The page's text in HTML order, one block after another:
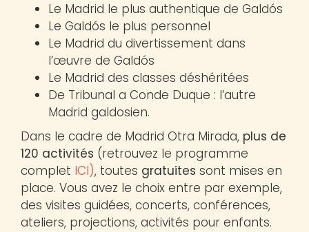
Le Madrid le plus authentique de Galdós
Le Galdós le plus personnel
Le Madrid du divertissement dans
l’œuvre de Galdós
Le Madrid des classes déshéritées
De Tribunal a Conde Duque : l’autre
Madrid galdosien.
Dans le cadre de Madrid Otra Mirada, plus de
120 activités (retrouvez le programme
complet ICI), toutes gratuites sont mises en
place. Vous avez le choix entre par exemple,
des visites guidées, concerts, conférences,
ateliers, projections, activités pour enfants.